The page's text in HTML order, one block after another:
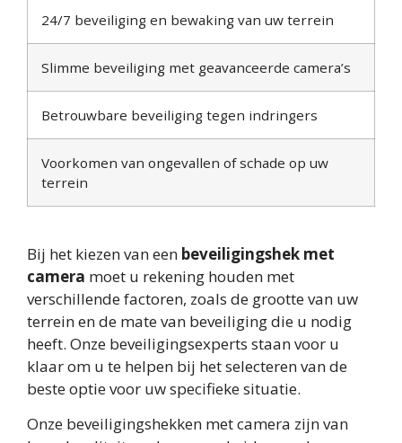
24/7 beveiliging en bewaking van uw terrein
Slimme beveiliging met geavanceerde camera’s
Betrouwbare beveiliging tegen indringers
Voorkomen van ongevallen of schade op uw
terrein
Bij het kiezen van een beveiligingshek met
camera moet u rekening houden met
verschillende factoren, zoals de grootte van uw
terrein en de mate van beveiliging die u nodig
heeft. Onze beveiligingsexperts staan voor u
klaar om u te helpen bij het selecteren van de
beste optie voor uw specifieke situatie.
Onze beveiligingshekken met camera zijn van